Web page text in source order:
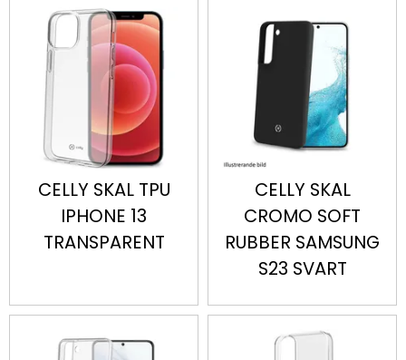
CELLY SKAL TPU
IPHONE 13
TRANSPARENT
CELLY SKAL
CROMO SOFT
RUBBER SAMSUNG
S23 SVART